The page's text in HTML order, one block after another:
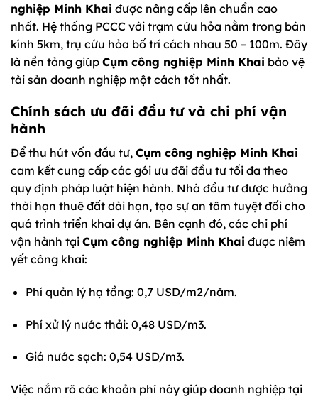
nghiệp Minh Khai được nâng cấp lên chuẩn cao
nhất. Hệ thống PCCC với trạm cứu hỏa nằm trong bán
kính 5km, trụ cứu hỏa bố trí cách nhau 50 – 100m. Đây
là nền tảng giúp Cụm công nghiệp Minh Khai bảo vệ
tài sản doanh nghiệp một cách tốt nhất.
Chính sách ưu đãi đầu tư và chi phí vận
hành
Để thu hút vốn đầu tư, Cụm công nghiệp Minh Khai
cam kết cung cấp các gói ưu đãi đầu tư tối đa theo
quy định pháp luật hiện hành. Nhà đầu tư được hưởng
thời hạn thuê đất dài hạn, tạo sự an tâm tuyệt đối cho
quá trình triển khai dự án. Bên cạnh đó, các chi phí
vận hành tại Cụm công nghiệp Minh Khai được niêm
yết công khai:
Phí quản lý hạ tầng: 0,7 USD/m2/năm.
Phí xử lý nước thải: 0,48 USD/m3.
Giá nước sạch: 0,54 USD/m3.
Việc nắm rõ các khoản phí này giúp doanh nghiệp tại